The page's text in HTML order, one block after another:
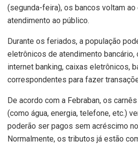
(segunda-feira), os bancos voltam
atendimento ao público.
Durante os feriados, a população
eletrônicos de atendimento bancário,
internet banking, caixas eletrônicos,
correspondentes para fazer
De acordo com a Febraban, os
(como água, energia, telefone, etc.)
poderão ser pagos sem acréscimo
Normalmente, os tributos já estão